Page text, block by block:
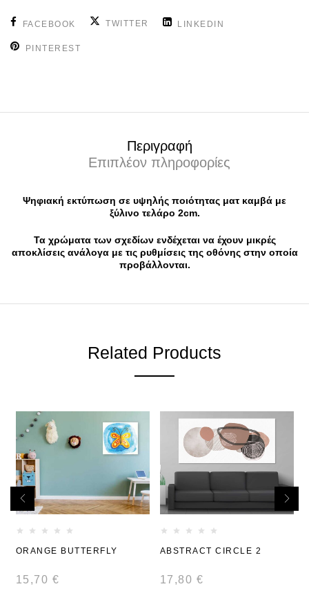
FACEBOOK TWITTER LINKEDIN
PINTEREST
Περιγραφή
Επιπλέον πληροφορίες
Ψηφιακή εκτύπωση σε υψηλής ποιότητας ματ καμβά με
ξύλινο τελάρο 2cm.
Τα χρώματα των σχεδίων ενδέχεται να έχουν μικρές
αποκλίσεις ανάλογα με τις ρυθμίσεις της οθόνης στην οποία
προβάλλονται.
Related Products
ORANGE BUTTERFLY
15,70 €
ABSTRACT CIRCLE 2
17,80 €